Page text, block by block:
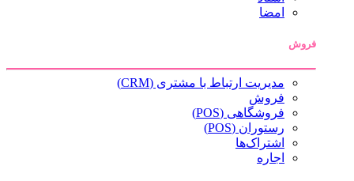
امضا
فروش
مدیریت ارتباط با مشتری (CRM)
فروش
فروشگاهی (POS)
رستوران (POS)
اشتراک‌ها
اجاره